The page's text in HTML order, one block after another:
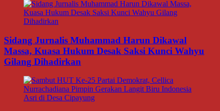
Sidang Jurnalis Muhammad Harun Dikawal
Massa, Kuasa Hukum Desak Saksi Kunci Wahyu
Gilang Dihadirkan